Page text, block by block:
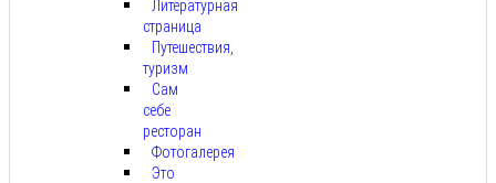
Литературная
страница
Путешествия,
туризм
Сам
себе
ресторан
Фотогалерея
Это